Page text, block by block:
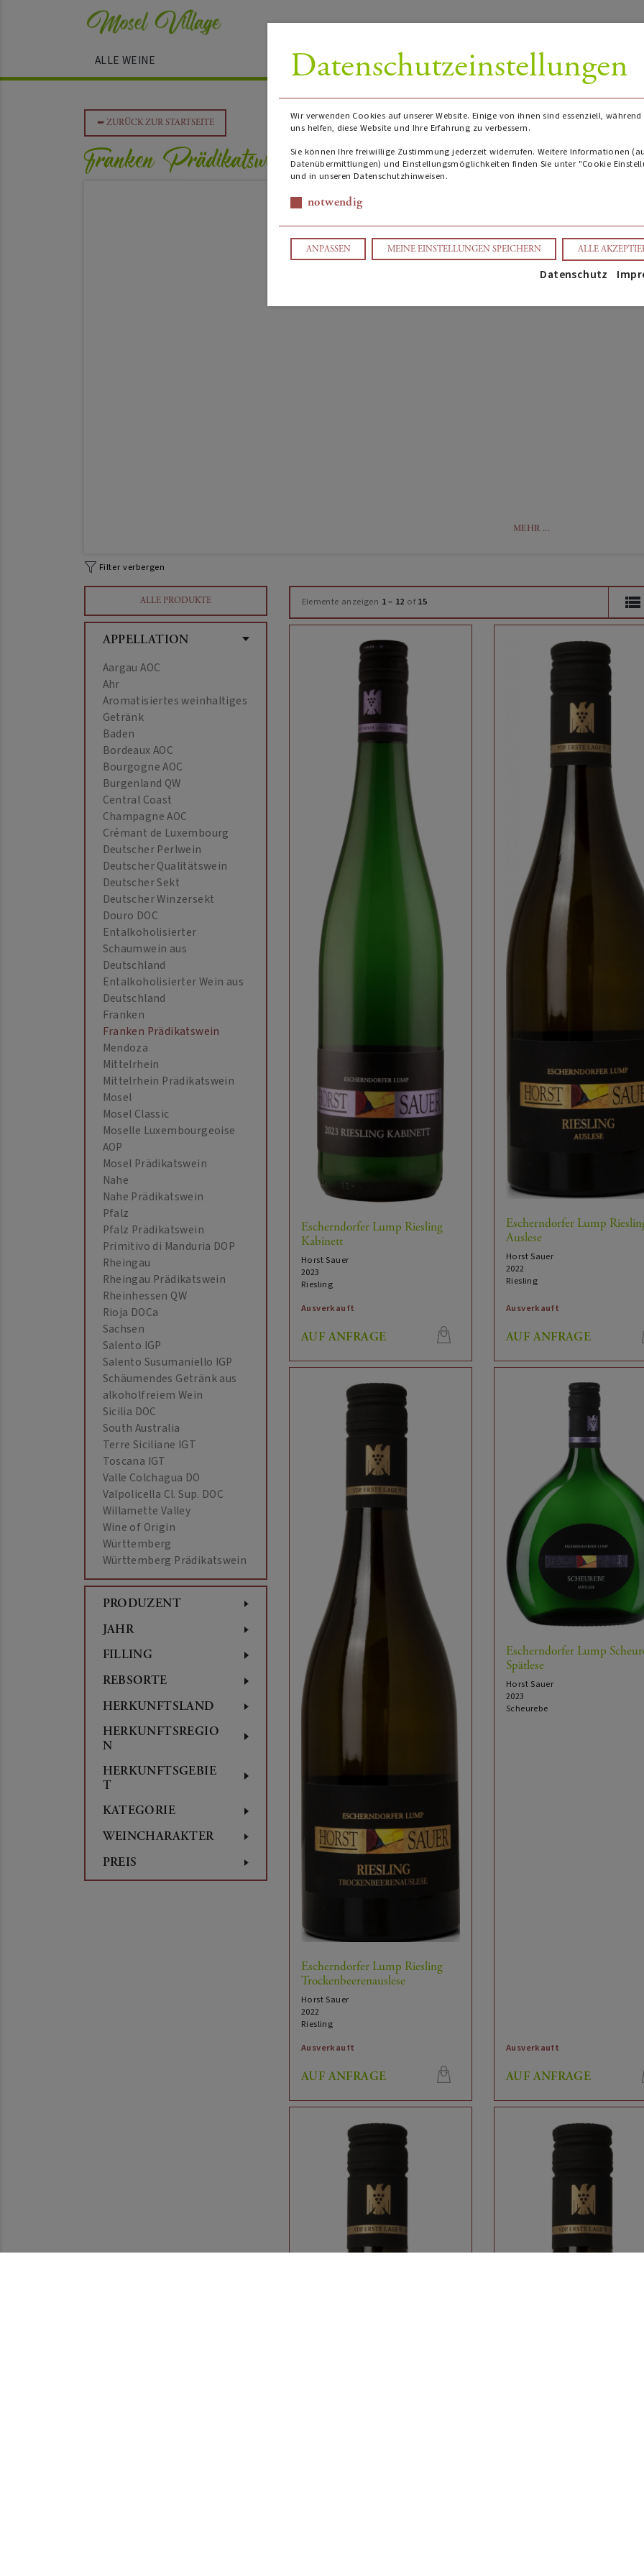
ALLE WEINE
➥ZURÜCK ZUR STARTSEITE
Franken Prädikatswein
Details
MEHR ...
Filter verbergen
ALLE PRODUKTE
APPELLATION
Aargau AOC
Ahr
Aromatisiertes weinhaltiges
Getränk
Baden
Bordeaux AOC
Bourgogne AOC
Burgenland QW
Central Coast
Champagne AOC
Crémant de Luxembourg
Deutscher Perlwein
Deutscher Qualitätswein
Deutscher Sekt
Deutscher Winzersekt
Douro DOC
Entalkoholisierter
Schaumwein aus
Deutschland
Entalkoholisierter Wein aus
Deutschland
Franken
Franken Prädikatswein
Mendoza
Mittelrhein
Mittelrhein Prädikatswein
Mosel
Mosel Classic
Moselle Luxembourgeoise
AOP
Mosel Prädikatswein
Nahe
Nahe Prädikatswein
Pfalz
Pfalz Prädikatswein
Primitivo di Manduria DOP
Rheingau
Rheingau Prädikatswein
Rheinhessen QW
Rioja DOCa
Sachsen
Salento IGP
Salento Susumaniello IGP
Schäumendes Getränk aus
alkoholfreiem Wein
Sicilia DOC
South Australia
Terre Siciliane IGT
Toscana IGT
Valle Colchagua DO
Valpolicella Cl. Sup. DOC
Willamette Valley
Wine of Origin
Württemberg
Württemberg Prädikatswein
PRODUZENT
JAHR
FILLING
REBSORTE
HERKUNFTSLAND
HERKUNFTSREGIO
N
HERKUNFTSGEBIE
T
KATEGORIE
WEINCHARAKTER
PREIS
Elemente anzeigen 1 – 12 of15
Escherndorfer Lump Riesling
Kabinett
Horst Sauer
2023
Riesling
Ausverkauft
AUF ANFRAGE
Escherndorfer Lump
Auslese
Horst Sauer
2022
Riesling
Ausverkauft
AUF ANFRAGE
Escherndorfer Lump Riesling
Trockenbeerenauslese
Horst Sauer
2022
Riesling
Ausverkauft
AUF ANFRAGE
Escherndorfer Lump
Spätlese
Horst Sauer
2023
Scheurebe
Ausverkauft
AUF ANFRAGE
Datenschutzeinstellungen
Wir verwenden Cookies auf unserer Website. Einige von ihnen sind essenziell,
uns helfen, diese Website und Ihre Erfahrung zu verbessern.
Sie können Ihre freiwillige Zustimmung jederzeit widerrufen. Weitere Informationen
Datenübermittlungen) und Einstellungsmöglichkeiten finden Sie unter "Cookie
und in unseren Datenschutzhinweisen.
notwendig
ANPASSEN MEINE EINSTELLUNGEN SPEICHERN ALLE
Datenschutz